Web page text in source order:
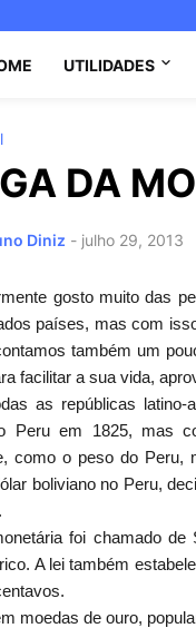
UTILIDADES
DA
Diniz - julho 29, 2013
gosto muito das
países, mas com
também um
facilitar a sua vida,
as repúblicas
Peru em 1825, mas
como o peso do Peru,
boliviano no Peru,
foi chamado
A lei também
moedas de ouro,